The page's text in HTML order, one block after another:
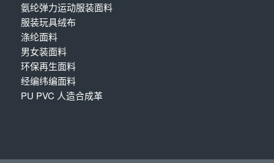
氨纶弹力运动服装面料
服装玩具绒布
涤纶面料
男女装面料
环保再生面料
经编纬编面料
PU PVC 人造合成革